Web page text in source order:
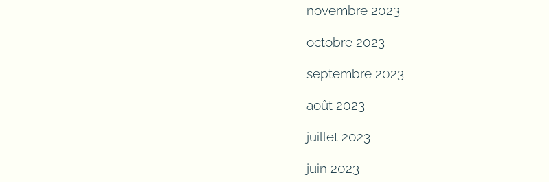
novembre 2023
octobre 2023
septembre 2023
août 2023
juillet 2023
juin 2023